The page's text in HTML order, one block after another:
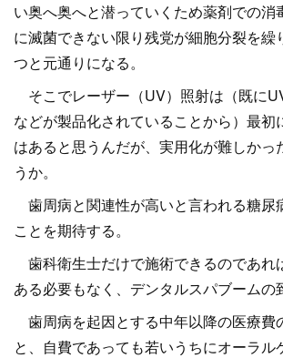
い奥へ奥へと潜っていくため薬剤での消
に滅菌できない限り残党が細胞分裂を繰
つと元通りになる。
そこでレーザー（UV）照射は（既に
などが製品化されていることから）最初
はあると思うんだが、実用化が難しかっ
うか。
歯周病と関連性が高いと言われる糖尿
ことを期待する。
歯科衛生士だけで施術できるのであれ
ある必要もなく、デンタルスパブームの
歯周病を起因とする中年以降の医療費
と、自費であっても若いうちにオーラル